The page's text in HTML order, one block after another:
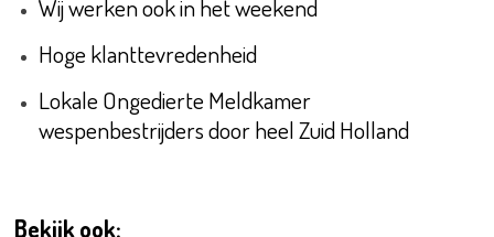
Wij werken ook in het weekend
Hoge klanttevredenheid
Lokale Ongedierte Meldkamer
wespenbestrijders door heel Zuid Holland
Bekijk ook: